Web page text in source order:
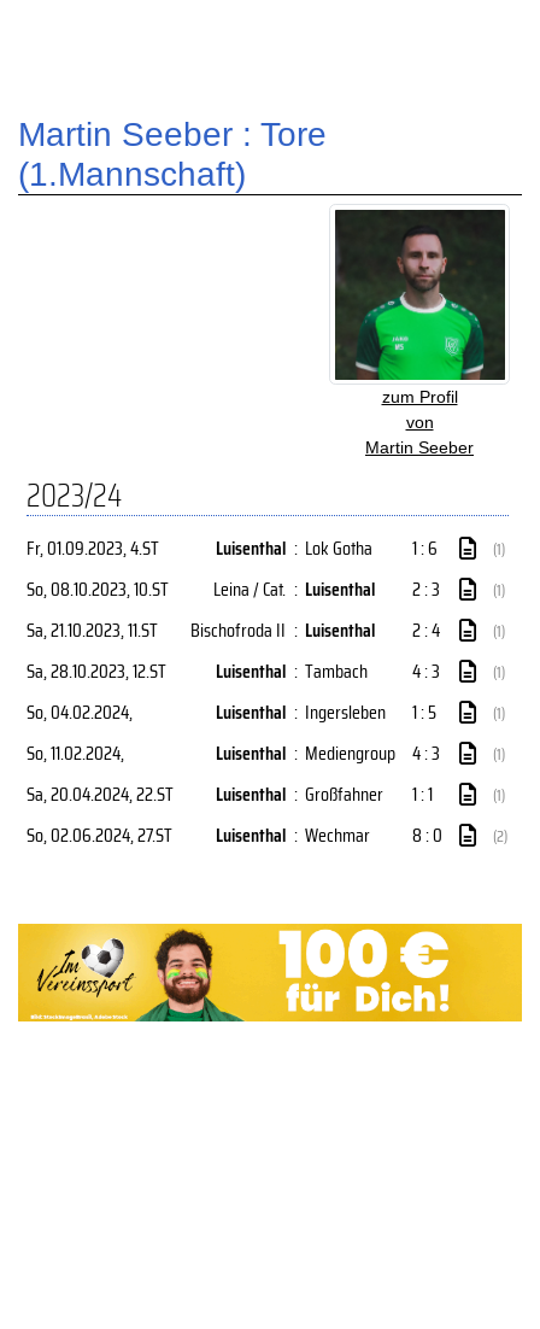
Martin Seeber : Tore
(1.Mannschaft)
zum Profil
von
Martin Seeber
2023/24
Fr, 01.09.2023, 4.ST Luisenthal : Lok Gotha 1 : 6 (1)
So, 08.10.2023, 10.ST Leina / Cat. : Luisenthal 2 : 3 (1)
Sa, 21.10.2023, 11.ST Bischofroda II : Luisenthal 2 : 4 (1)
Sa, 28.10.2023, 12.ST Luisenthal : Tambach 4 : 3 (1)
So, 04.02.2024, Luisenthal : Ingersleben 1 : 5 (1)
So, 11.02.2024, Luisenthal : Mediengroup 4 : 3 (1)
Sa, 20.04.2024, 22.ST Luisenthal : Großfahner 1 : 1 (1)
So, 02.06.2024, 27.ST Luisenthal : Wechmar 8 : 0 (2)